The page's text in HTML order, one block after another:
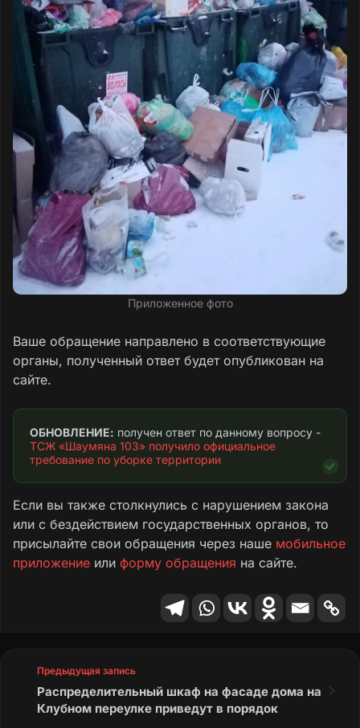
Приложенное фото
Ваше обращение направлено в соответствующие
органы, полученный ответ будет опубликован на
сайте.
ОБНОВЛЕНИЕ:
ТСЖ «Шаумяна 103» получило официальное
требование по уборке территории
Если вы также столкнулись с нарушением закона
или с бездействием государственных органов, то
присылайте свои обращения через наше мобильное
приложение или форму обращения на сайте.
Предыдущая запись
Распределительный шкаф на фасаде дома на
Клубном переулке приведут в порядок